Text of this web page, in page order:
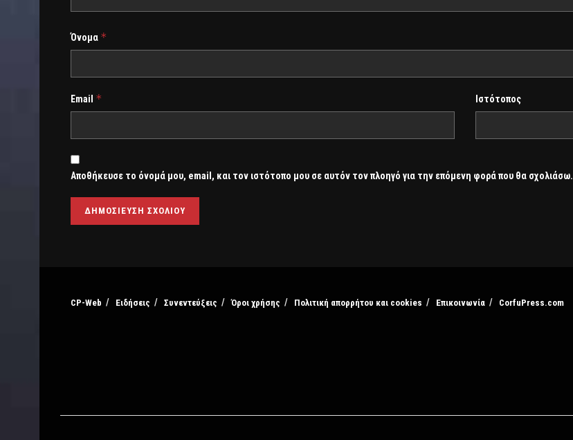
Όνομα *
Email * Ιστότοπος
Αποθήκευσε το όνομά μου, email, και τον ιστότοπο μου σε αυτόν τον πλοηγό για την επόμενη φορά που θα σχολιάσω.
CP-Web Ειδήσεις Συνεντεύξεις Όροι χρήσης Πολιτική απορρήτου και cookies Επικοινωνία CorfuPress.com